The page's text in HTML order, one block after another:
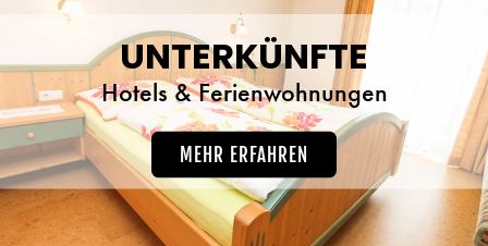
UNTERKÜNFTE
Hotels & Ferienwohnungen
MEHR ERFAHREN